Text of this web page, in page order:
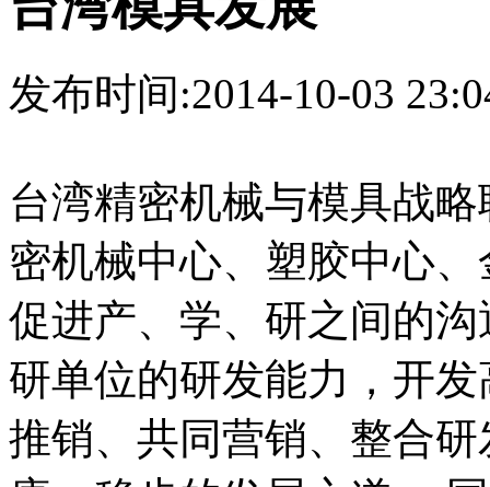
发布时间:2014-10-03
台湾精密机械与模具战
密机械中心、塑胶中心
促进产、学、研之间的
研单位的研发能力，开
推销、共同营销、整合